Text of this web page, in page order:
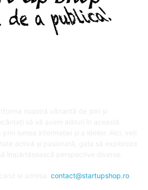
contact@startupshop.ro